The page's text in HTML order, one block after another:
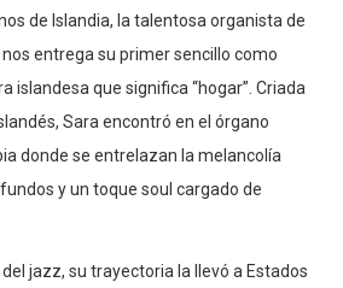
de Islandia, la talentosa organista de
entrega su primer sencillo como
islandesa que significa “hogar”. Criada
Sara encontró en el órgano
donde se entrelazan la melancolía
y un toque soul cargado de
jazz, su trayectoria la llevó a Estados